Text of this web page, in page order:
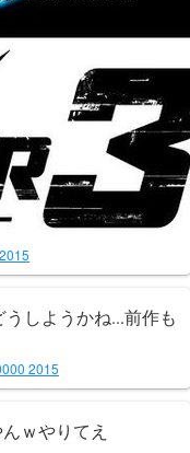
しようかね...前作も
2015
ｗやりてえ